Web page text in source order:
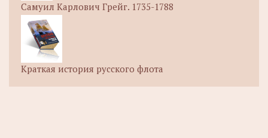
Самуил Карлович Грейг. 1735-1788
Краткая история русского флота